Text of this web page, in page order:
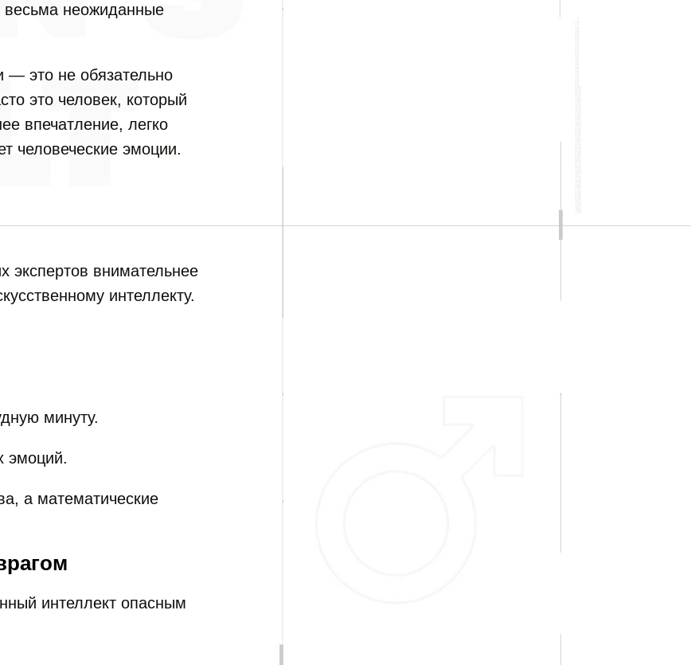
весьма неожиданные
— это не обязательно
это человек, который
впечатление, легко
человеческие эмоции.
экспертов внимательнее
интеллекту.
минуту.
эмоций.
а математические
интеллект опасным